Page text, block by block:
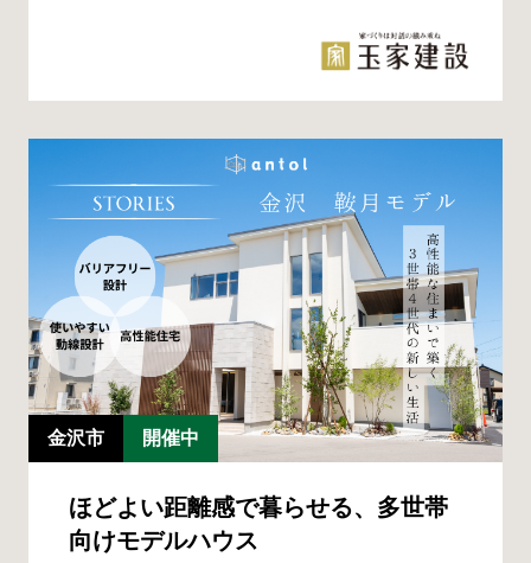
金沢市 開催中
ほどよい距離感で暮らせる、多世帯
向けモデルハウス